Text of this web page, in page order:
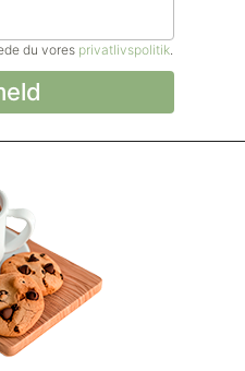
du vores privatlivspolitik.
Alle
gengives med
ApS.